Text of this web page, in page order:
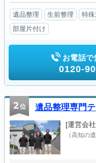
遺品整理 生前整理 特
部屋片付け
お電話
0120-
2位 遺品整理専門
[運営会
（高知の